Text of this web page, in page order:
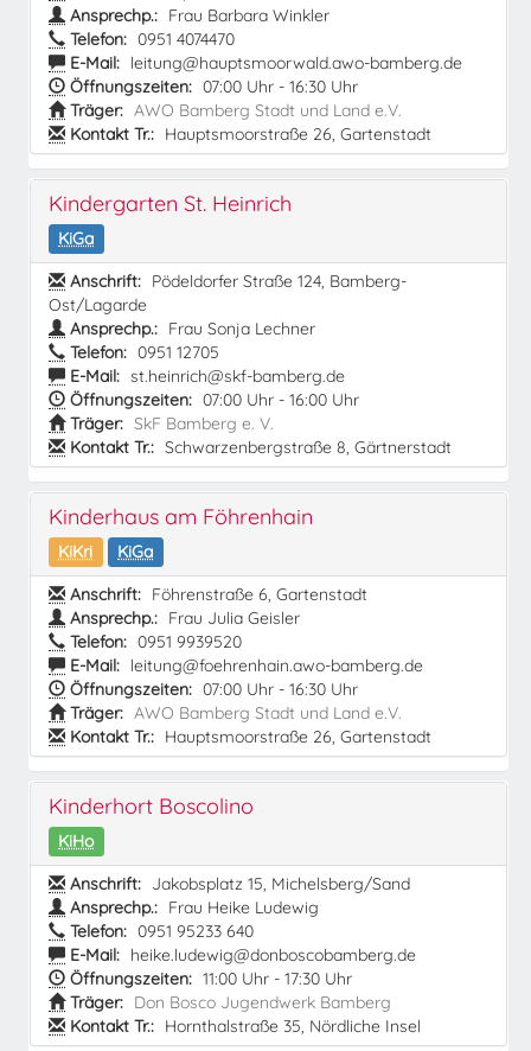
Ansprechp.: Frau Barbara Winkler
Telefon: 0951 4074470
E-Mail: leitung@hauptsmoorwald.awo-bamberg.de
Öffnungszeiten: 07:00 Uhr - 16:30 Uhr
Träger: AWO Bamberg Stadt und Land e.V.
Kontakt Tr.: Hauptsmoorstraße 26, Gartenstadt
Kindergarten St. Heinrich
KiGa
Anschrift: Pödeldorfer Straße 124, Bamberg-
Ost/Lagarde
Ansprechp.: Frau Sonja Lechner
Telefon: 0951 12705
E-Mail: st.heinrich@skf-bamberg.de
Öffnungszeiten: 07:00 Uhr - 16:00 Uhr
Träger: SkF Bamberg e. V.
Kontakt Tr.: Schwarzenbergstraße 8, Gärtnerstadt
Kinderhaus am Föhrenhain
KiKri
KiGa
Anschrift: Föhrenstraße 6, Gartenstadt
Ansprechp.: Frau Julia Geisler
Telefon: 0951 9939520
E-Mail: leitung@foehrenhain.awo-bamberg.de
Öffnungszeiten: 07:00 Uhr - 16:30 Uhr
Träger: AWO Bamberg Stadt und Land e.V.
Kontakt Tr.: Hauptsmoorstraße 26, Gartenstadt
Kinderhort Boscolino
KiHo
Anschrift: Jakobsplatz 15, Michelsberg/Sand
Ansprechp.: Frau Heike Ludewig
Telefon: 0951 95233 640
E-Mail: heike.ludewig@donboscobamberg.de
Öffnungszeiten: 11:00 Uhr - 17:30 Uhr
Träger: Don Bosco Jugendwerk Bamberg
Kontakt Tr.: Hornthalstraße 35, Nördliche Insel